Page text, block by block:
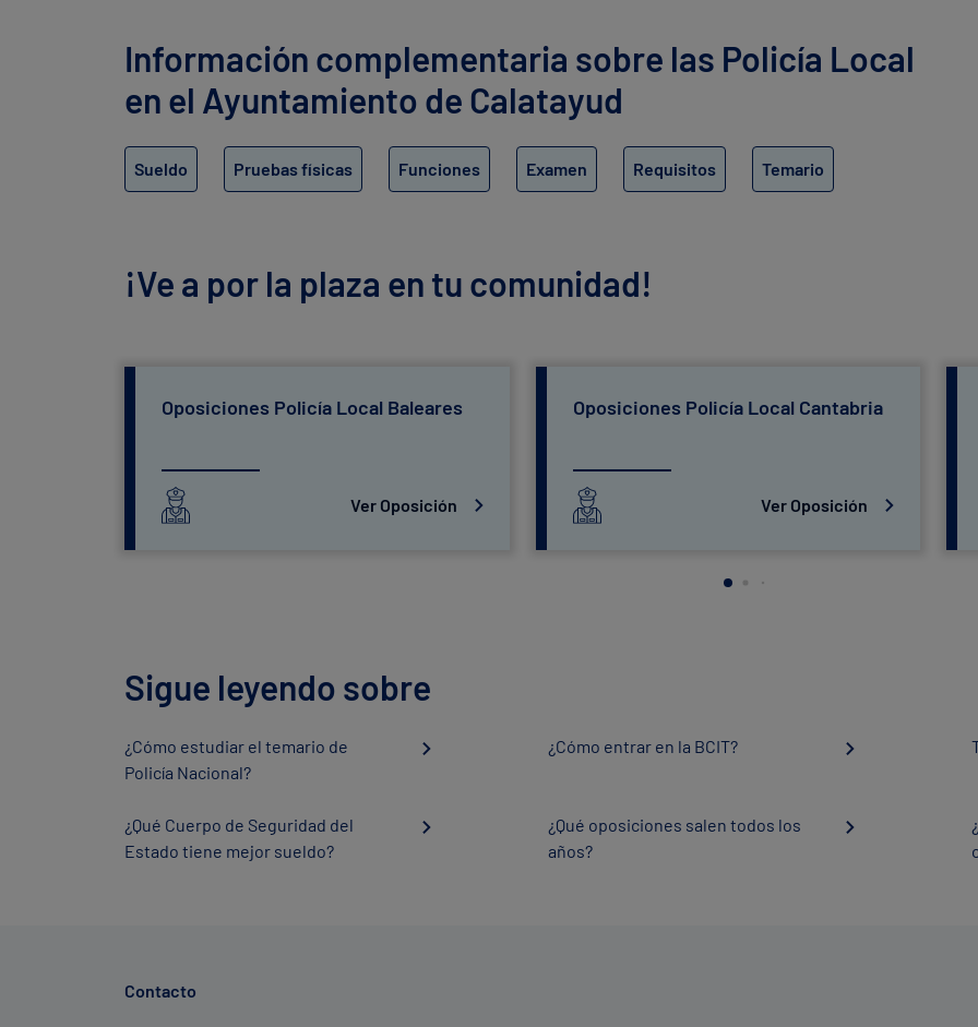
Información complementaria sobre las Policía Local
en el Ayuntamiento de Calatayud
Sueldo Pruebas físicas Funciones Examen Requisitos Temario
¡Ve a por la plaza en tu comunidad!
Oposiciones Policía Local Baleares
Ver Oposición
Oposiciones Policía Local Cantabria
Ver Oposición
Sigue leyendo sobre
¿Cómo estudiar el temario de
Policía Nacional?
¿Cómo entrar en la BCIT?
¿Qué Cuerpo de Seguridad del
Estado tiene mejor sueldo?
¿Qué oposiciones salen todos los
años?
Contacto